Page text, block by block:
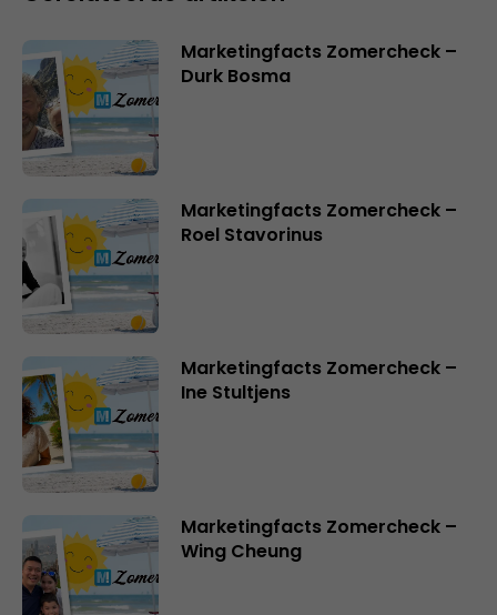
Marketingfacts Zomercheck –
Durk Bosma
Marketingfacts Zomercheck –
Roel Stavorinus
Marketingfacts Zomercheck –
Ine Stultjens
Marketingfacts Zomercheck –
Wing Cheung